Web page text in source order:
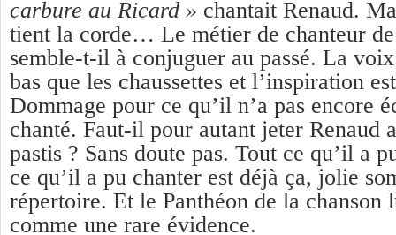
carbure au Ricard » chantait Renaud.
tient la corde… Le métier de chanteur de
semble-t-il à conjuguer au passé. La
bas que les chaussettes et l’inspiration
Dommage pour ce qu’il n’a pas encore
chanté. Faut-il pour autant jeter Renaud
pastis ? Sans doute pas. Tout ce qu’il a
ce qu’il a pu chanter est déjà ça, jolie
répertoire. Et le Panthéon de la chanson
comme une rare évidence.